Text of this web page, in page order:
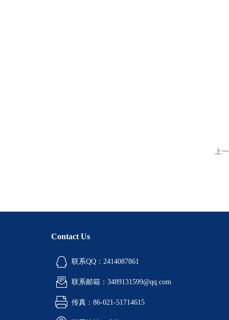
上
Contact Us
联系QQ：2414087861
联系邮箱：3489131599@qq.com
传真：86-021-51714615